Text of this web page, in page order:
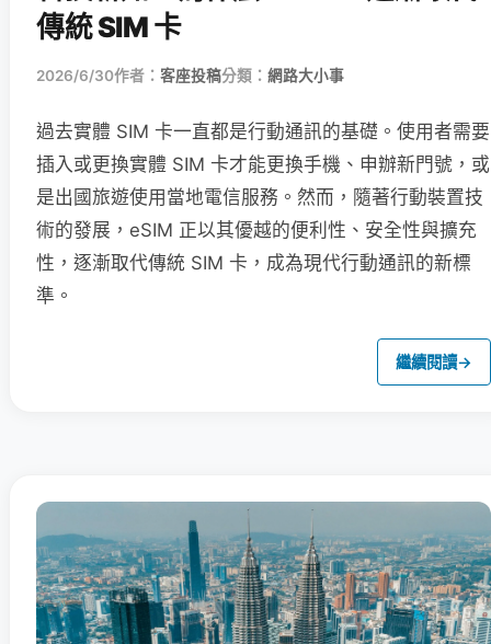
傳統 SIM 卡
2026/6/30作者： 客座投稿分類： 網路大小事
過去實體 SIM 卡一直都是行動通訊的基礎。使用者需要
插入或更換實體 SIM 卡才能更換手機、申辦新門號，或
是出國旅遊使用當地電信服務。然而，隨著行動裝置技
術的發展，eSIM 正以其優越的便利性、安全性與擴充
性，逐漸取代傳統 SIM 卡，成為現代行動通訊的新標
準。
繼續閱讀→